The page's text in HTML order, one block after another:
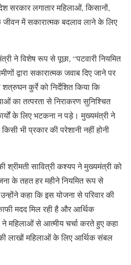
सरकार लगातार महिलाओं, किसानों,
जीवन में सकारात्मक बदलाव लाने के लिए
ने विशेष रूप से पूछा, “पटवारी नियमित
द्वारा सकारात्मक जवाब दिए जाने पर
कुर्रे को निर्देशित किया कि
का तत्परता से निराकरण सुनिश्चित
के लिए भटकना न पड़े। मुख्यमंत्री ने
भी प्रकार की परेशानी नहीं होनी
श्रीमती सावित्री कश्यप ने मुख्यमंत्री को
के तहत हर महीने नियमित रूप से
उन्होंने कहा कि इस योजना से परिवार की
मदद मिल रही है और आर्थिक
ने महिलाओं से आत्मीय चर्चा करते हुए कहा
लाखों महिलाओं के लिए आर्थिक संबल